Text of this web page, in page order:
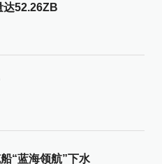
达52.26ZB
“蓝海领航”下水